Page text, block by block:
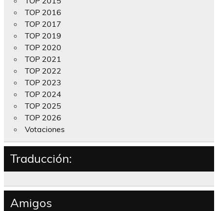
TOP 2016
TOP 2017
TOP 2019
TOP 2020
TOP 2021
TOP 2022
TOP 2023
TOP 2024
TOP 2025
TOP 2026
Votaciones
Traducción:
Amigos